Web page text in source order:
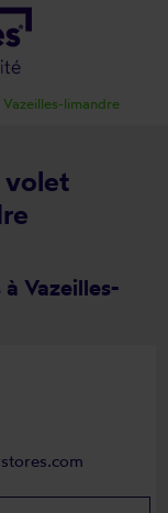
volet
Vazeilles-
Vazeilles-limandre